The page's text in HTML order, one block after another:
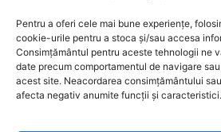
Pentru a oferi cele mai bune experiențe,
cookie-urile pentru a stoca și/sau accesa
Consimțământul pentru aceste tehnologii ne
date precum comportamentul de navigare
acest site. Neacordarea consimțământului
afecta negativ anumite funcții și caracteristici.